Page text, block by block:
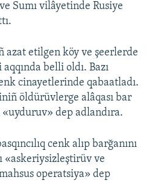
Sumı vilâyetinde Rusiye
azat etilgen köy ve şeerlerde
belli oldı. Bazı
cinayetlerinde qabaatladı.
öldürüvlerge alâqası bar
«uyduruv» dep adlandıra.
cenk alıp barğanını
«askeriysizleştirüv ve
operatsiya» dep